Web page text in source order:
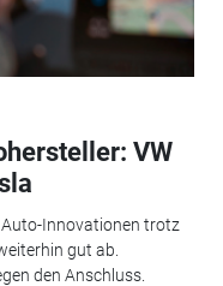
VW
Auto-Innovationen trotz
gut ab.
den Anschluss.